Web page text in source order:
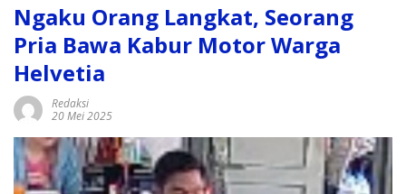
Ngaku Orang Langkat, Seorang
Pria Bawa Kabur Motor Warga
Helvetia
Redaksi
20 Mei 2025